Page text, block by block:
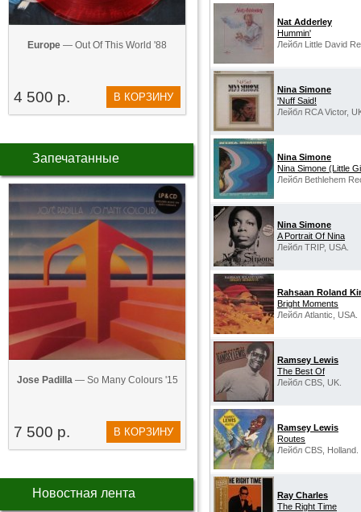
Europe — Out Of This World '88
4 500 р. В КОРЗИНУ
Запечатанные
Jose Padilla— So Many Colours '15
7 500 р. В КОРЗИНУ
Новостная лента
Nat Adderley
Hummin'
Лейбл Little David
Nina Simone
'Nuff Said!
Лейбл RCA Victor,
Nina Simone
Nina Simone (Little
Лейбл Bethlehem
Nina Simone
A Portrait Of Nina
Лейбл TRIP, USA.
Rahsaan Roland
Bright Moments
Лейбл Atlantic, USA.
Ramsey Lewis
The Best Of
Лейбл CBS, UK.
Ramsey Lewis
Routes
Лейбл CBS, Holland.
Ray Charles
The Right Time